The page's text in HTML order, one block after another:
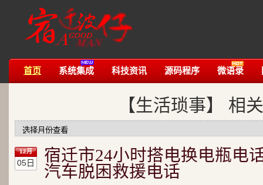
首页 系统集成 科技资讯 源码程序 微语录
【生活琐事】 相
12月
05日
宿迁市24小时搭电换电瓶电
汽车脱困救援电话